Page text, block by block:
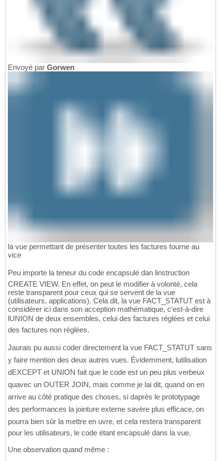
Envoyé par Gorwen
la vue permettant de présenter toutes les factures tourne au
vice
Peu importe la teneur du code encapsulé dan linstruction
CREATE VIEW. En effet, on peut le modifier à volonté, cela
reste transparent pour ceux qui se servent de la vue
(utilisateurs, applications). Cela dit, la vue FACT_STATUT est à
considérer ici dans son acception mathématique, c'est-à-dire
lUNION de deux ensembles, celui des factures réglées et celui
des factures non réglées.
Jaurais pu aussi coder directement la vue FACT_STATUT sans
y faire mention des deux autres vues. Évidemment, lutilisation
dEXCEPT et UNION fait que le code est un peu plus verbeux
quavec un OUTER JOIN, mais comme je lai dit, quand on en
arrive au côté pratique des choses, si daprès le prototypage
des performances la jointure externe savère plus efficace, on
pourra bien sûr la mettre en uvre, et cela restera transparent
pour les utilisateurs, le code étant encapsulé dans la vue.
Une observation quand même :